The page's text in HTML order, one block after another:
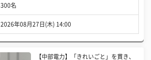
300名
2026年08月27日(木) 14:00
【中部電力】「きれいごと」を貫き、